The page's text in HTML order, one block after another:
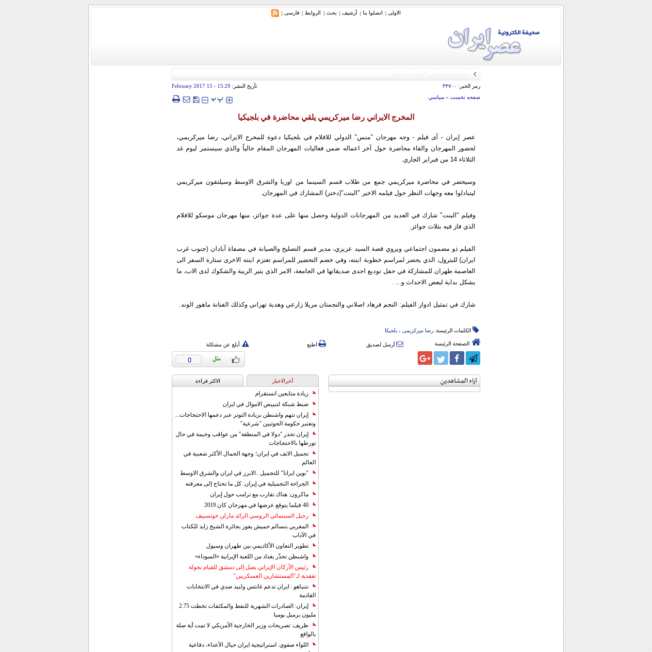
الاولی | اتصلوا بنا | أرشیف | بحث | الروابط | فارسی |
رمز الخبر: ۳۳۷۰۰ تأريخ النشر: 15:29
- 15 February 2017
صفحه نخست» سياسي ‍‍‍ پپ
المخرج الايراني رضا ميركريمي يلقي محاضرة في بلجيكيا
عصر إيران - آى فيلم - وجه مهرجان "منس" الدولي للافلام في بلجيكيا دعوة للمخرج الايراني، رضا ميركريمي،
لحضور المهرجان والقاء محاضرة حول آخر اعماله ضمن فعاليات المهرجان المقام حالياً والذي سيستمر ليوم غد
الثلاثاء 14 من فبراير الجاري.
وسيحضر في محاضرة ميركريمي جمع من طلاب قسم السينما من اوربا والشرق الاوسط وسيلتقون ميركريمي
ليتبادلوا معه وجهات النظر حول فيلمه الاخير "البنت"(دختر) المشارك في المهرجان.
وفيلم "البنت" شارك في العديد من المهرجانات الدولية وحصل منها على عدة جوائز، منها مهرجان موسكو للافلام
الذي فاز فيه بثلاث جوائز.
الفيلم ذو مضمون اجتماعي ويروي قصة السيد عزيزي، مدير قسم التصليح والصيانة في مصفاة آبادان (جنوب غرب
ايران) للبترول، الذي يحضر لمراسم خطوبة ابنته، وفي خضم التحضير للمراسم تعتزم ابنته الاخرى ستارة السفر الى
العاصمة طهران للمشاركة في حفل توديع احدى صديقاتها في الجامعة، الامر الذي يثير الريبة والشكوك لدى الاب، ما
يشكل بداية لبعض الاحداث و... .
شارك في تمثيل ادوار الفيلم: النجم فرهاد اصلاني والنجمتان مريلا زارعي وهدية تهراني وكذلك الفنانة ماهور الوند.
الكلمات الرئيسة: رضا میرکریمی، بلجیکا
الصفحة الرئيسة أرسل لصديق اطبع أبلغ عن مشكلة
0
آراء المشاهدين آخرالاخبار الاکثر قراءة
زيادة متابعين انستقرام
ضبط شبكة لتبييض الاموال في ايران
إيران تتهم واشنطن بزيادة التوتر عبر دعمها الاحتجاجات...
وتعتبر حكومة الحوثيين "شرعية"
إيران تحذر "دولا في المنطقة" من عواقب وخيمة في حال
تورطها بالاحتجاجات
تجميل الانف في ايران؛ وجهة الجمال الأكثر شعبية في
العالم
"نوين ايرانا" للتجميل ..الابرز في ايران والشرق الاوسط
الجراحة التجميلية في إيران: كل ما تحتاج إلى معرفته
ماكرون: هناك تقارب مع ترامب حول إيران
40 فيلما يتوقع عرضها في مهرجان كان 2019
رحيل السينمائي الروسي الرائد مارلن خوتسييف
المغربي بنسالم حميش يفوز بجائزة الشيخ زايد للكتاب
في الآداب
تطوير التعاون الأكاديمي بين طهران وسيول
واشنطن تحذّر بغداد من اللعبة الإيرانية «السوداء»
رئيس الأركان الإيراني يصل إلى دمشق للقيام بجولة
تفقدية لـ"المستشارين العسكريين"
نتنياهو : ايران تدعم غانتس ولبيد ضدي في الانتخابات
القادمة
إيران: الصادرات الشهریة للنفط والمكثفات تخطت 2.75
مليون برميل يوميا
ظريف: تصريحات وزير الخارجية الأمريكي لا تمت أية صلة
بالواقع
اللواء صفوي: استراتيجية ايران حيال الأعداء، دفاعية